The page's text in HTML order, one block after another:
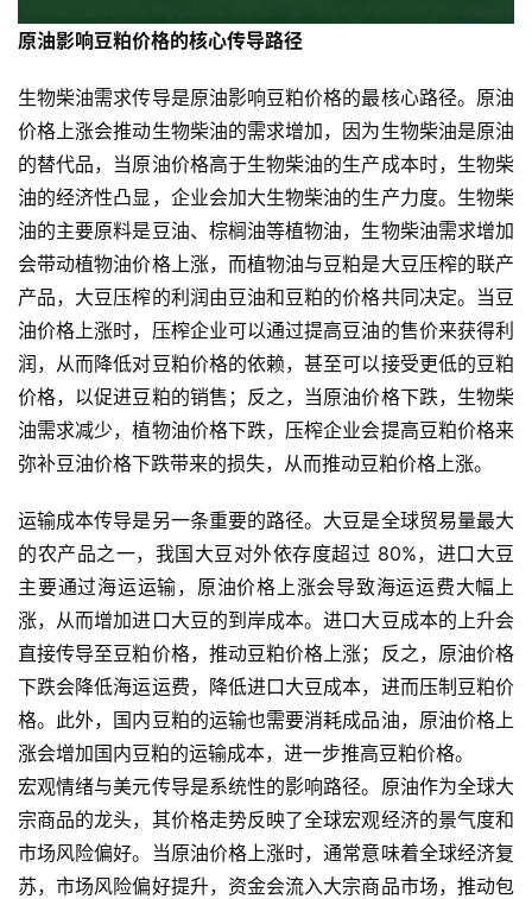
原油影响豆粕价格的核心传导路径
生物柴油需求传导是原油影响豆粕价格的最核心路径。原油
价格上涨会推动生物柴油的需求增加，因为生物柴油是原油
的替代品，当原油价格高于生物柴油的生产成本时，生物柴
油的经济性凸显，企业会加大生物柴油的生产力度。生物柴
油的主要原料是豆油、棕榈油等植物油，生物柴油需求增加
会带动植物油价格上涨，而植物油与豆粕是大豆压榨的联产
产品，大豆压榨的利润由豆油和豆粕的价格共同决定。当豆
油价格上涨时，压榨企业可以通过提高豆油的售价来获得利
润，从而降低对豆粕价格的依赖，甚至可以接受更低的豆粕
价格，以促进豆粕的销售；反之，当原油价格下跌，生物柴
油需求减少，植物油价格下跌，压榨企业会提高豆粕价格来
弥补豆油价格下跌带来的损失，从而推动豆粕价格上涨。
运输成本传导是另一条重要的路径。大豆是全球贸易量最大
的农产品之一，我国大豆对外依存度超过 80%，进口大豆
主要通过海运运输，原油价格上涨会导致海运运费大幅上
涨，从而增加进口大豆的到岸成本。进口大豆成本的上升会
直接传导至豆粕价格，推动豆粕价格上涨；反之，原油价格
下跌会降低海运运费，降低进口大豆成本，进而压制豆粕价
格。此外，国内豆粕的运输也需要消耗成品油，原油价格上
涨会增加国内豆粕的运输成本，进一步推高豆粕价格。
宏观情绪与美元传导是系统性的影响路径。原油作为全球大
宗商品的龙头，其价格走势反映了全球宏观经济的景气度和
市场风险偏好。当原油价格上涨时，通常意味着全球经济复
苏，市场风险偏好提升，资金会流入大宗商品市场，推动包